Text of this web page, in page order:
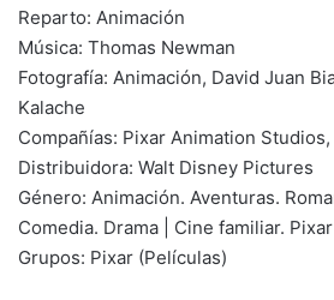
Reparto: Animación
Música: Thomas Newman
Fotografía: Animación, David Juan
Kalache
Compañías: Pixar Animation
Distribuidora: Walt Disney Pictures
Género: Animación. Aventuras.
Comedia. Drama | Cine familiar. Pixar
Grupos: Pixar (Películas)